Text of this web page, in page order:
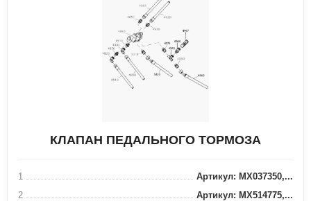
КЛАПАН ПЕДАЛЬНОГО ТОРМОЗА
1
Артикул: MX037350,...
2
Артикул: MX514775,...